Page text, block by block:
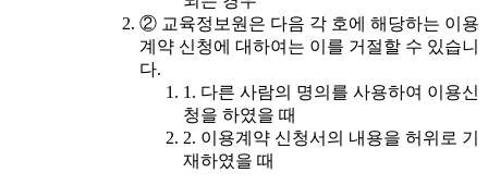
② 교육정보원은 다음 각 호에 해당하는 이용
계약 신청에 대하여는 이를 거절할 수 있습니
다.
1. 다른 사람의 명의를 사용하여 이용신
청을 하였을 때
2. 이용계약 신청서의 내용을 허위로 기
재하였을 때